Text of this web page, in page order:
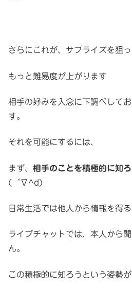
さらにこれが、サプライズを狙
もっと難易度が上がります
相手の好みを入念に下調べして
す。
それを可能にするには、
まず、 相手のことを積極的に知
(‘∇^d)
日常生活では他人から情報を得
ライブチャットでは、本人から
ん。
この積極的に知ろうという姿勢